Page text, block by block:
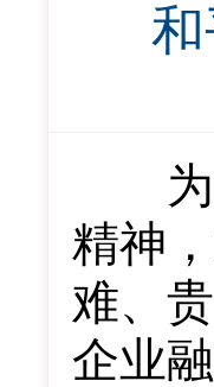
为深
精神
难、
企业